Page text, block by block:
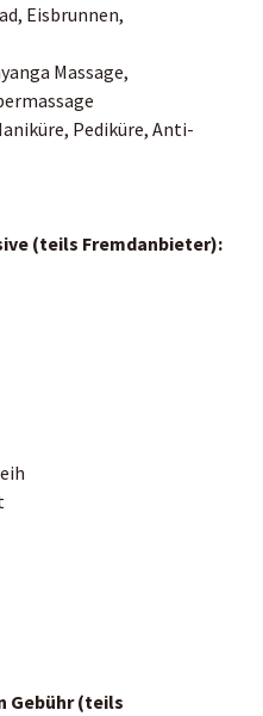
Eisbrunnen,
Massage,
Pediküre, Anti-
(teils Fremdanbieter):
Gebühr (teils